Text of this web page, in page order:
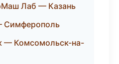
Лаб — Казань
Симферополь
— Комсомольск-на-